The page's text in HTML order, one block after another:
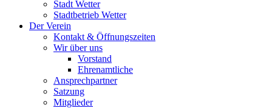
Stadt Wetter
Stadtbetrieb Wetter
Der Verein
Kontakt & Öffnungszeiten
Wir über uns
Vorstand
Ehrenamtliche
Ansprechpartner
Satzung
Mitglieder